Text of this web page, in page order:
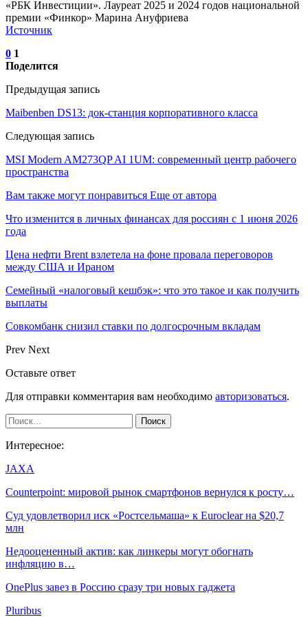
«РБК Инвестиции». Лауреат 2025 и 2024 годов национальной
премии «Финкор» Марина Ануфриева
Источник
0 1
Поделится
Предыдущая запись
Maibenben DS13: док-станция корпоративного класса
Следующая запись
MSI Modern AM273QP AI 1UM: современный центр рабочего
пространства
Вам также могут понравиться Еще от автора
Что изменится в личных финансах для россиян с 1 июня 2026
года
Цена нефти Brent взлетела на фоне провала переговоров
между США и Ираном
Семейный «налоговый кешбэк»: что это такое и как получить
выплаты
Совкомбанк снизил ставки по долгосрочным вкладам
Prev Next
Оставьте ответ
Для отправки комментария вам необходимо авторизоваться.
Интересное:
JAXA
Counterpoint: мировой рынок смартфонов вернулся к росту…
Суд удовлетворил иск «Ростсельмаша» к Euroclear на $20,7
млн
Недооцененный актив: как линкеры могут обогнать
инфляцию в…
OnePlus завез в Россию сразу три новых гаджета
Pluribus